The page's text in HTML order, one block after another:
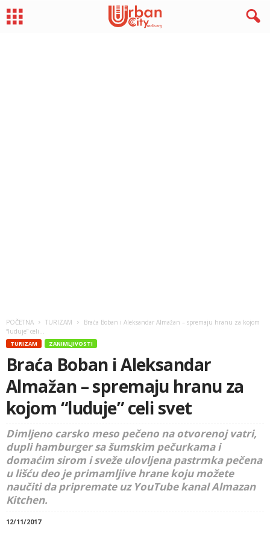
POČETNA TURIZAM
Braća Boban i Aleksandar Almažan – spremaju hranu za kojom
“luduje” celi...
TURIZAM ZANIMLJIVOSTI
Braća Boban i Aleksandar
Almažan – spremaju hranu za
kojom “luduje” celi svet
Dimljeno carsko meso pečeno na otvorenoj vatri,
dupli hamburger sa šumskim pečurkama i
domaćim sirom i sveže ulovljena pastrmka pečena
u lišću deo je primamljive hrane koju možete
naučiti da pripremate uz YouTube kanal Almazan
Kitchen.
12/11/2017